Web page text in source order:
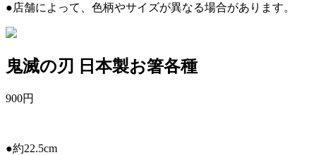
●店舗によって、色柄やサイズが異なる場合があります。
鬼滅の刃 日本製お箸各種
900円
●約22.5cm